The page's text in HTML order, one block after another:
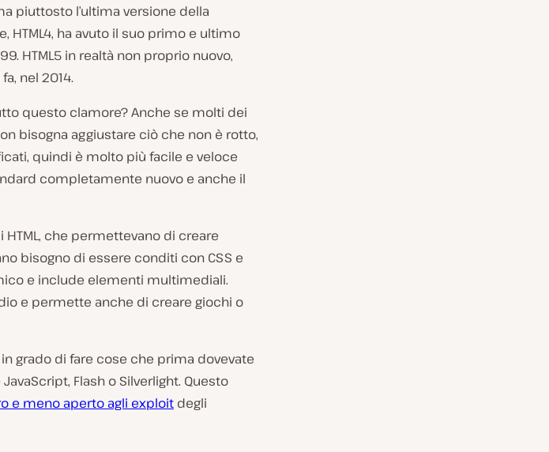
piuttosto l’ultima versione della
HTML4, ha avuto il suo primo e ultimo
HTML5 in realtà non proprio nuovo,
nel 2014.
questo clamore? Anche se molti dei
bisogna aggiustare ciò che non è rotto,
quindi è molto più facile e veloce
completamente nuovo e anche il
che permettevano di creare
bisogno di essere conditi con CSS e
e include elementi multimediali.
e permette anche di creare giochi o
grado di fare cose che prima dovevate
Flash o Silverlight. Questo
e meno aperto agli exploit degli